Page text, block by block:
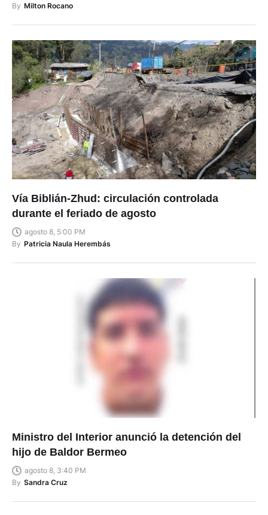
By Milton Rocano
Vía Biblián-Zhud: circulación controlada
durante el feriado de agosto
agosto 8, 5:00 PM
By Patricia Naula Herembás
Ministro del Interior anunció la detención del
hijo de Baldor Bermeo
agosto 8, 3:40 PM
By Sandra Cruz